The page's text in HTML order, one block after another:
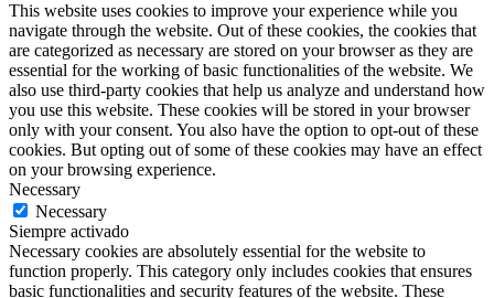
This website uses cookies to improve your experience while you
navigate through the website. Out of these cookies, the cookies that
are categorized as necessary are stored on your browser as they are
essential for the working of basic functionalities of the website. We
also use third-party cookies that help us analyze and understand how
you use this website. These cookies will be stored in your browser
only with your consent. You also have the option to opt-out of these
cookies. But opting out of some of these cookies may have an effect
on your browsing experience.
Necessary
Necessary
Siempre activado
Necessary cookies are absolutely essential for the website to
function properly. This category only includes cookies that ensures
basic functionalities and security features of the website. These